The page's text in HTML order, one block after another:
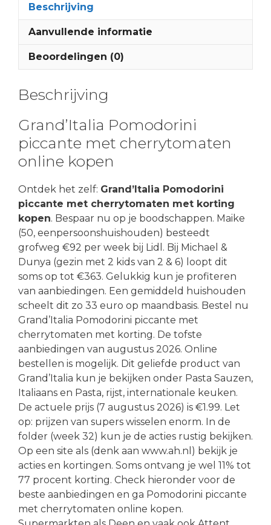
Beschrijving
Aanvullende informatie
Beoordelingen (0)
Beschrijving
Grand’Italia Pomodorini
piccante met cherrytomaten
online kopen
Ontdek het zelf: Grand’Italia Pomodorini
piccante met cherrytomaten met korting
kopen. Bespaar nu op je boodschappen. Maike
(50, eenpersoonshuishouden) besteedt
grofweg €92 per week bij Lidl. Bij Michael &
Dunya (gezin met 2 kids van 2 & 6) loopt dit
soms op tot €363. Gelukkig kun je profiteren
van aanbiedingen. Een gemiddeld huishouden
scheelt dit zo 33 euro op maandbasis. Bestel nu
Grand’Italia Pomodorini piccante met
cherrytomaten met korting. De tofste
aanbiedingen van augustus 2026. Online
bestellen is mogelijk. Dit geliefde product van
Grand’Italia kun je bekijken onder Pasta Sauzen,
Italiaans en Pasta, rijst, internationale keuken.
De actuele prijs (7 augustus 2026) is €1.99. Let
op: prijzen van supers wisselen enorm. In de
folder (week 32) kun je de acties rustig bekijken.
Op een site als (denk aan www.ah.nl) bekijk je
acties en kortingen. Soms ontvang je wel 11% tot
77 procent korting. Check hieronder voor de
beste aanbiedingen en ga Pomodorini piccante
met cherrytomaten online kopen.